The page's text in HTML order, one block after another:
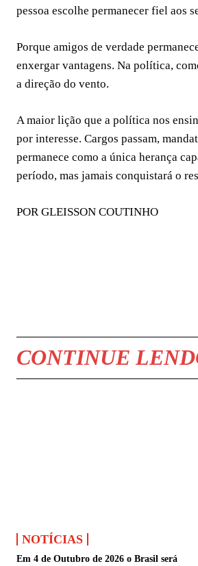
pessoa escolhe permanecer fiel aos
Porque amigos de verdade
enxergar vantagens. Na política,
a direção do vento.
A maior lição que a política nos
por interesse. Cargos passam,
permanece como a única herança
período, mas jamais conquistará o
POR GLEISSON COUTINHO
CONTINUE
NOTÍCIAS
Em 4 de Outubro de 2026 o Brasil será